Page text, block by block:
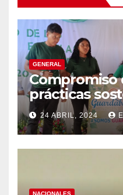
GENERAL
prácticas
conciencia
instituciones
24 ABRIL, 2024
NACIONALES